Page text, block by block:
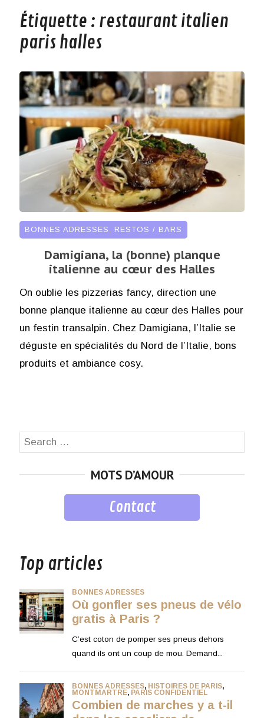
Étiquette : restaurant italien
paris halles
BONNES ADRESSES RESTOS / BARS
Damigiana, la (bonne) planque
italienne au cœur des Halles
On oublie les pizzerias fancy, direction une
bonne planque italienne au cœur des Halles pour
un festin transalpin. Chez Damigiana, l’Italie se
déguste en spécialités du Nord de l’Italie, bons
produits et ambiance cosy.
Search
MOTS D’AMOUR
Contact
Top articles